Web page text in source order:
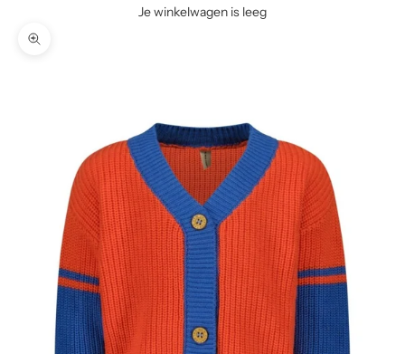
Je winkelwagen is leeg
In-/uitzoomen